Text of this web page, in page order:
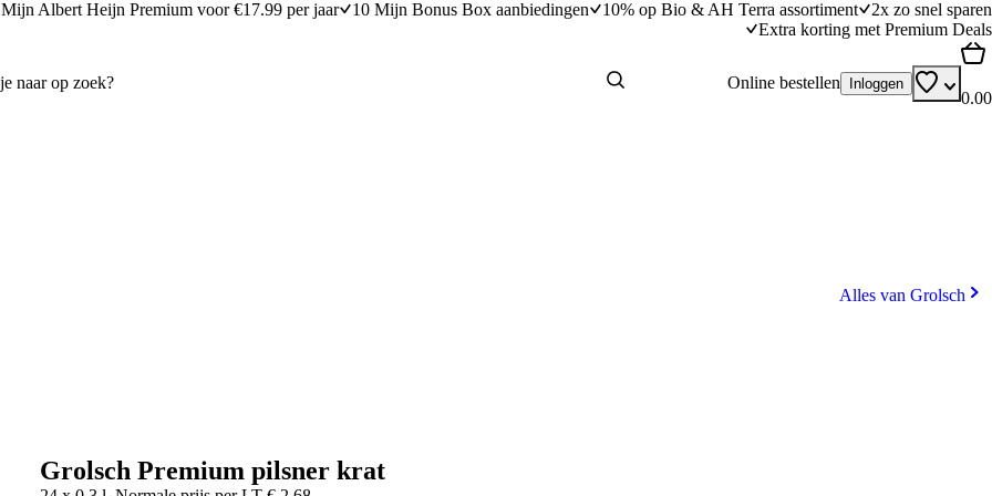
Mijn Albert Heijn Premium voor €17.99 per jaar 10 Mijn Bonus Box aanbiedingen 10% op Bio & AH Terra assortiment
2x zo snel sparen
Extra korting met Premium Deals
Online bestellen Inloggen
0.00
Alles van Grolsch
Grolsch Premium pilsner krat